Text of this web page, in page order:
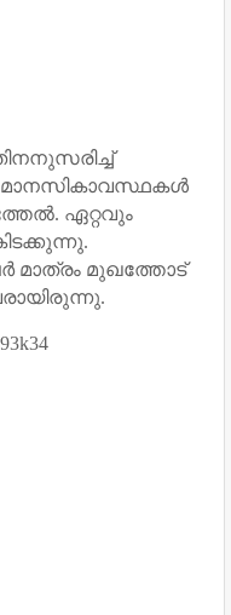
ഏറ്റവും
മാത്രം മുഖത്തോട്